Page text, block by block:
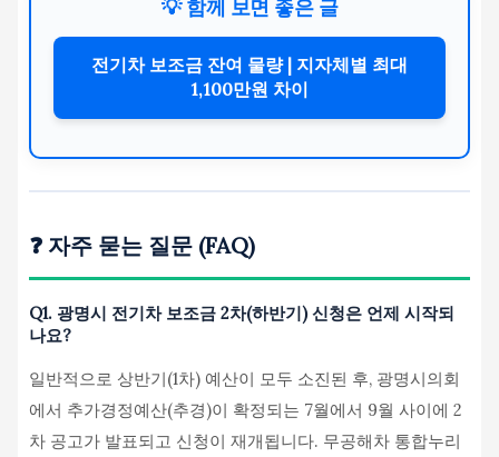
💡 함께 보면 좋은 글
전기차 보조금 잔여 물량 | 지자체별 최대
1,100만원 차이
❓ 자주 묻는 질문 (FAQ)
Q1. 광명시 전기차 보조금 2차(하반기) 신청은 언제 시작되
나요?
일반적으로 상반기(1차) 예산이 모두 소진된 후, 광명시의회
에서 추가경정예산(추경)이 확정되는 7월에서 9월 사이에 2
차 공고가 발표되고 신청이 재개됩니다. 무공해차 통합누리